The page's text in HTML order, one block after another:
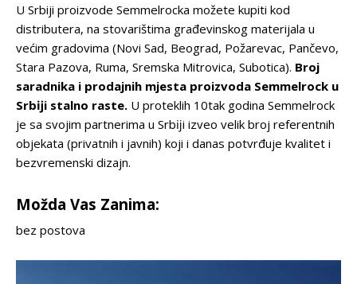
U Srbiji proizvode Semmelrocka možete kupiti kod
distributera, na stovarištima građevinskog materijala u
većim gradovima (Novi Sad, Beograd, Požarevac, Pančevo,
Stara Pazova, Ruma, Sremska Mitrovica, Subotica). Broj
saradnika i prodajnih mjesta proizvoda Semmelrock u
Srbĳi stalno raste. U proteklih 10tak godina Semmelrock
je sa svojim partnerima u Srbĳi izveo velik broj referentnih
objekata (privatnih i javnih) koji i danas potvrđuje kvalitet i
bezvremenski dizajn.
Možda Vas Zanima:
bez postova